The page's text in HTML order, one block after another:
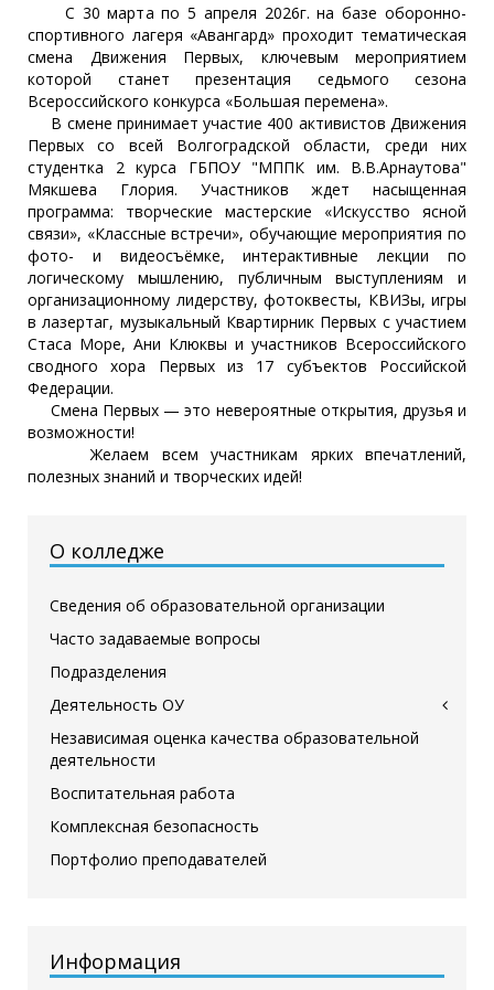
С 30 марта по 5 апреля 2026г. на базе оборонно-
спортивного лагеря «Авангард» проходит тематическая
смена Движения Первых, ключевым мероприятием
которой станет презентация седьмого сезона
Всероссийского конкурса «Большая перемена».
В смене принимает участие 400 активистов Движения
Первых со всей Волгоградской области, среди них
студентка 2 курса ГБПОУ "МППК им. В.В.Арнаутова"
Мякшева Глория. Участников ждет насыщенная
программа: творческие мастерские «Искусство ясной
связи», «Классные встречи», обучающие мероприятия по
фото- и видеосъёмке, интерактивные лекции по
логическому мышлению, публичным выступлениям и
организационному лидерству, фотоквесты, КВИЗы, игры
в лазертаг, музыкальный Квартирник Первых с участием
Стаса Море, Ани Клюквы и участников Всероссийского
сводного хора Первых из 17 субъектов Российской
Федерации.
Смена Первых — это невероятные открытия, друзья и
возможности!
Желаем всем участникам ярких впечатлений,
полезных знаний и творческих идей!
О колледже
Сведения об образовательной организации
Часто задаваемые вопросы
Подразделения
Деятельность ОУ
Независимая оценка качества образовательной
деятельности
Воспитательная работа
Комплексная безопасность
Портфолио преподавателей
Информация